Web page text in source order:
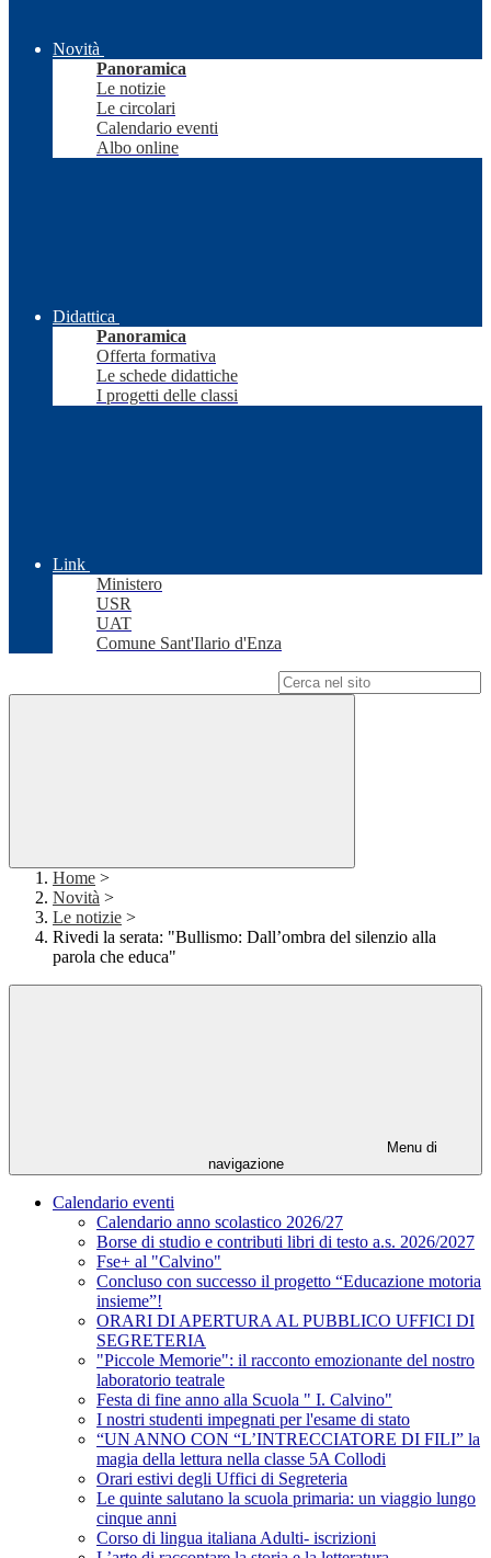
Novità
Panoramica
Le notizie
Le circolari
Calendario eventi
Albo online
Didattica
Panoramica
Offerta formativa
Le schede didattiche
I progetti delle classi
Link
Ministero
USR
UAT
Comune Sant'Ilario d'Enza
Home >
Novità >
Le notizie >
Rivedi la serata: "Bullismo: Dall’ombra del silenzio alla
parola che educa"
Menu di
navigazione
Calendario eventi
Calendario anno scolastico 2026/27
Borse di studio e contributi libri di testo a.s. 2026/2027
Fse+ al "Calvino"
Concluso con successo il progetto “Educazione motoria
insieme”!
ORARI DI APERTURA AL PUBBLICO UFFICI DI
SEGRETERIA
"Piccole Memorie": il racconto emozionante del nostro
laboratorio teatrale
Festa di fine anno alla Scuola " I. Calvino"
I nostri studenti impegnati per l'esame di stato
“UN ANNO CON “L’INTRECCIATORE DI FILI” la
magia della lettura nella classe 5A Collodi
Orari estivi degli Uffici di Segreteria
Le quinte salutano la scuola primaria: un viaggio lungo
cinque anni
Corso di lingua italiana Adulti- iscrizioni